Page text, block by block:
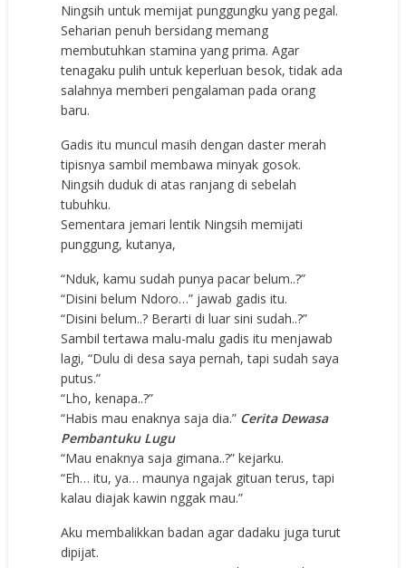
Ningsih untuk memijat punggungku yang pegal.
Seharian penuh bersidang memang
membutuhkan stamina yang prima. Agar
tenagaku pulih untuk keperluan besok, tidak ada
salahnya memberi pengalaman pada orang
baru.
Gadis itu muncul masih dengan daster merah
tipisnya sambil membawa minyak gosok.
Ningsih duduk di atas ranjang di sebelah
tubuhku.
Sementara jemari lentik Ningsih memijati
punggung, kutanya,
“Nduk, kamu sudah punya pacar belum..?”
“Disini belum Ndoro…” jawab gadis itu.
“Disini belum..? Berarti di luar sini sudah..?”
Sambil tertawa malu-malu gadis itu menjawab
lagi, “Dulu di desa saya pernah, tapi sudah saya
putus.”
“Lho, kenapa..?”
“Habis mau enaknya saja dia.” Cerita Dewasa
Pembantuku Lugu
“Mau enaknya saja gimana..?” kejarku.
“Eh… itu, ya… maunya ngajak gituan terus, tapi
kalau diajak kawin nggak mau.”
Aku membalikkan badan agar dadaku juga turut
dipijat.